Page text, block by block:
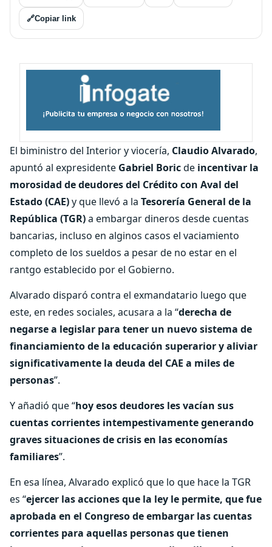
🔗Copiar link
El biministro del Interior y viocería, Claudio Alvarado,
apuntó al expresidente Gabriel Boricde incentivar la
morosidad de deudores del Crédito con Aval del
Estado (CAE)y que llevó a la Tesorería General de la
República (TGR)a embargar dineros desde cuentas
bancarias, incluso en alginos casos el vaciamiento
completo de los sueldos a pesar de no estar en el
rantgo establecido por el Gobierno.
Alvarado disparó contra el exmandatario luego que
este, en redes sociales, acusara a la “derecha de
negarse a legislar para tener un nuevo sistema de
financiamiento de la educación superarior y aliviar
significativamente la deuda del CAE a miles de
personas”.
Y añadió que “hoy esos deudores les vacían sus
cuentas corrientes intempestivamente generando
graves situaciones de crisis en las economías
familiares”.
En esa línea, Alvarado explicó que lo que hace la TGR
es “ejercer las acciones que la ley le permite, que fue
aprobada en el Congreso de embargar las cuentas
corrientes para aquellas personas que tienen